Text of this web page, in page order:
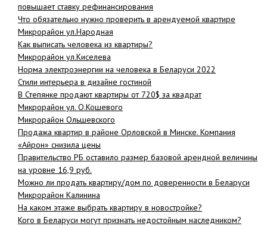
повышает ставку рефинансирования
Что обязательно нужно проверить в арендуемой квартире
Микрорайон ул.Народная
Как выписать человека из квартиры?
Микрорайон ул.Киселева
Норма электроэнергии на человека в Беларуси 2022
Стили интерьера в дизайне гостиной
В Степянке продают квартиры от 720$ за квадрат
Микрорайон ул. О.Кошевого
Микрорайон Ольшевского
Продажа квартир в районе Орловской в Минске. Компания
«Айрон» снизила цены
Правительство РБ оставило размер базовой арендной величины
на уровне 16,9 руб.
Можно ли продать квартиру/дом по доверенности в Беларуси
Микрорайон Калинина
На каком этаже выбрать квартиру в новостройке?
Кого в Беларуси могут признать недостойным наследником?